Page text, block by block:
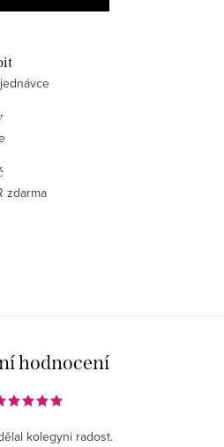
zdarma
hodnocení
kolegyni radost.